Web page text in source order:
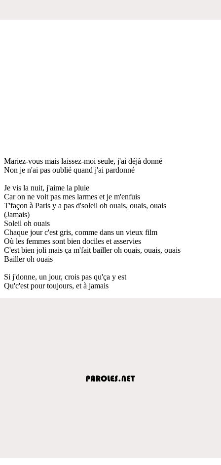
Mariez-vous mais laissez-moi seule, j'ai déjà donné
Non je n'ai pas oublié quand j'ai pardonné
Je vis la nuit, j'aime la pluie
Car on ne voit pas mes larmes et je m'enfuis
T'façon à Paris y a pas d'soleil oh ouais, ouais, ouais
(Jamais)
Soleil oh ouais
Chaque jour c'est gris, comme dans un vieux film
Où les femmes sont bien dociles et asservies
C'est bien joli mais ça m'fait bailler oh ouais, ouais, ouais
Bailler oh ouais
Si j'donne, un jour, crois pas qu'ça y est
Qu'c'est pour toujours, et à jamais